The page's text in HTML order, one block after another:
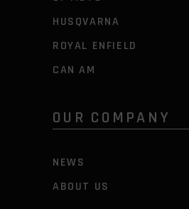
HUSQVARNA
ROYAL ENFIELD
CAN AM
OUR COMPANY
NEWS
ABOUT US